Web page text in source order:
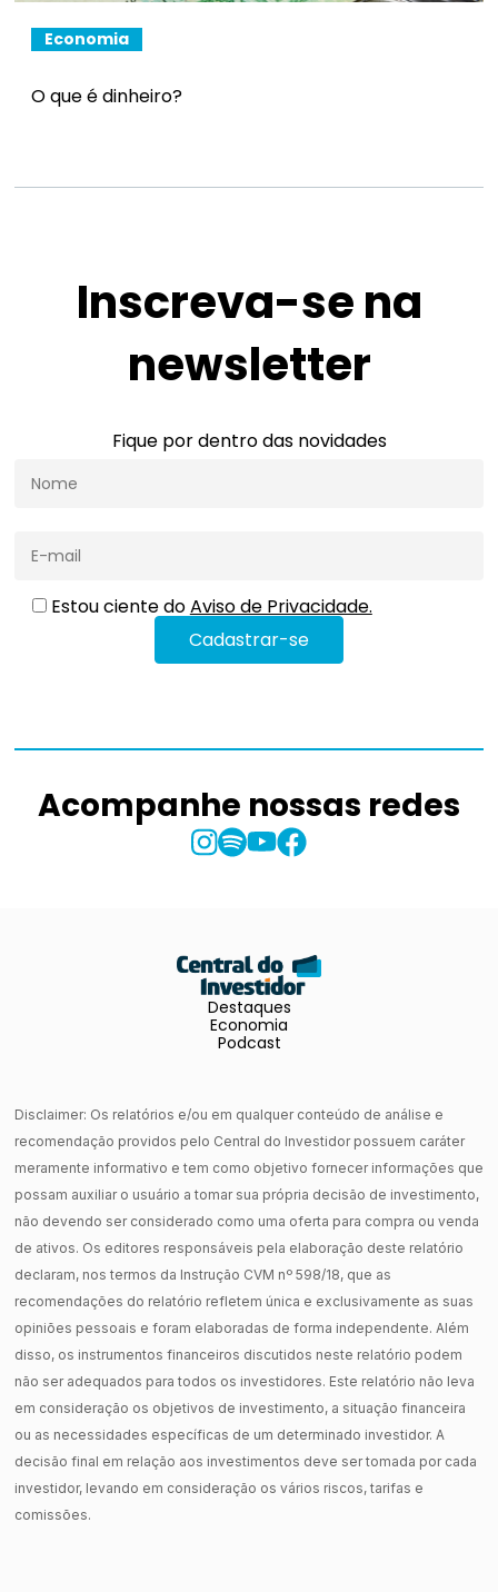
Economia
O que é dinheiro?
Inscreva-se na
newsletter
Fique por dentro das novidades
Estou ciente doAviso de Privacidade.
Acompanhe nossas redes
Destaques
Economia
Podcast
Disclaimer: Os relatórios e/ou em qualquer conteúdo de análise e
recomendação providos pelo Central do Investidor possuem caráter
meramente informativo e tem como objetivo fornecer informações que
possam auxiliar o usuário a tomar sua própria decisão de investimento,
não devendo ser considerado como uma oferta para compra ou venda
de ativos. Os editores responsáveis pela elaboração deste relatório
declaram, nos termos da Instrução CVM nº 598/18, que as
recomendações do relatório refletem única e exclusivamente as suas
opiniões pessoais e foram elaboradas de forma independente. Além
disso, os instrumentos financeiros discutidos neste relatório podem
não ser adequados para todos os investidores. Este relatório não leva
em consideração os objetivos de investimento, a situação financeira
ou as necessidades específicas de um determinado investidor. A
decisão final em relação aos investimentos deve ser tomada por cada
investidor, levando em consideração os vários riscos, tarifas e
comissões.